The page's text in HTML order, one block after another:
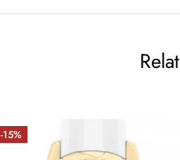
-15%